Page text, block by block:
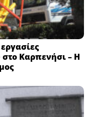
Καρπενήσι – Η